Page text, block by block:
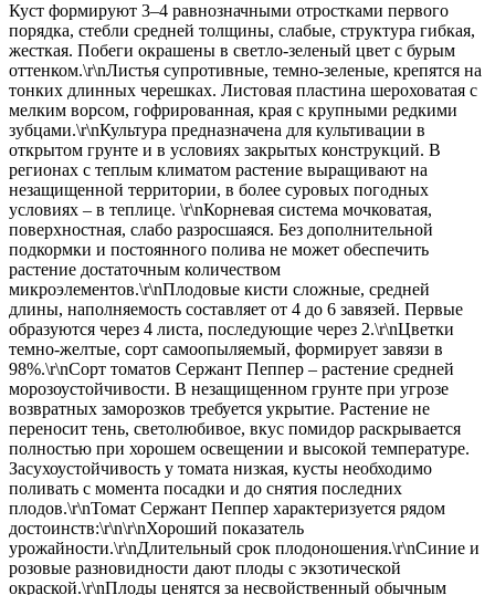
Куст формируют 3–4 равнозначными отростками первого
порядка, стебли средней толщины, слабые, структура гибкая,
жесткая. Побеги окрашены в светло-зеленый цвет с бурым
оттенком.\r\nЛистья супротивные, темно-зеленые, крепятся на
тонких длинных черешках. Листовая пластина шероховатая с
мелким ворсом, гофрированная, края с крупными редкими
зубцами.\r\nКультура предназначена для культивации в
открытом грунте и в условиях закрытых конструкций. В
регионах с теплым климатом растение выращивают на
незащищенной территории, в более суровых погодных
условиях – в теплице. \r\nКорневая система мочковатая,
поверхностная, слабо разросшаяся. Без дополнительной
подкормки и постоянного полива не может обеспечить
растение достаточным количеством
микроэлементов.\r\nПлодовые кисти сложные, средней
длины, наполняемость составляет от 4 до 6 завязей. Первые
образуются через 4 листа, последующие через 2.\r\nЦветки
темно-желтые, сорт самоопыляемый, формирует завязи в
98%.\r\nСорт томатов Сержант Пеппер – растение средней
морозоустойчивости. В незащищенном грунте при угрозе
возвратных заморозков требуется укрытие. Растение не
переносит тень, светолюбивое, вкус помидор раскрывается
полностью при хорошем освещении и высокой температуре.
Засухоустойчивость у томата низкая, кусты необходимо
поливать с момента посадки и до снятия последних
плодов.\r\nТомат Сержант Пеппер характеризуется рядом
достоинств:\r\n\r\nХороший показатель
урожайности.\r\nДлительный срок плодоношения.\r\nСиние и
розовые разновидности дают плоды с экзотической
окраской.\r\nПлоды ценятся за несвойственный обычным